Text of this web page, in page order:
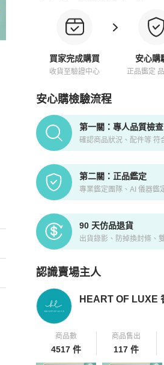
買家完成購買
收貨至驗證中心
安心購
正品鑑定
安心購檢驗流程
PopChill拍拍圈正品驗證、安
第一關：專人品質檢查
確認商品狀況、配件等 符
第二關：正品鑑定
專業鑑定團隊、AI 儀器鑑
90 天仿品退貨
出貨錄影、防掉換封條、
認識賣場主人
PopChill 拍拍圈嚴選賣家
HEART OF LUXE
商品數
4517 件
商品售出
117 件